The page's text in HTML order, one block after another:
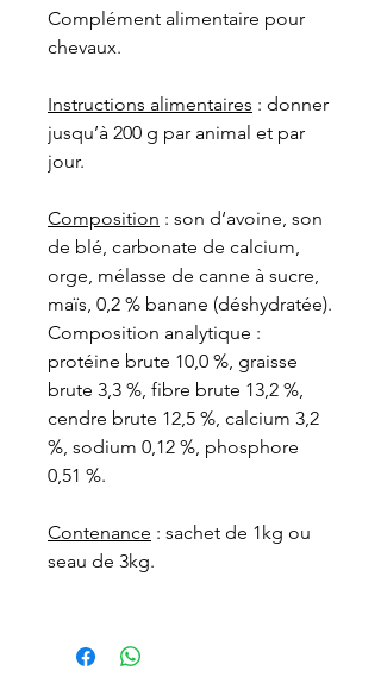
Complément alimentaire pour
chevaux.
Instructions alimentaires : donner
jusqu’à 200 g par animal et par
jour.
Composition : son d‘avoine, son
de blé, carbonate de calcium,
orge, mélasse de canne à sucre,
maïs, 0,2 % banane (déshydratée).
Composition analytique :
protéine brute 10,0 %, graisse
brute 3,3 %, fibre brute 13,2 %,
cendre brute 12,5 %, calcium 3,2
%, sodium 0,12 %, phosphore
0,51 %.
Contenance : sachet de 1kg ou
seau de 3kg.